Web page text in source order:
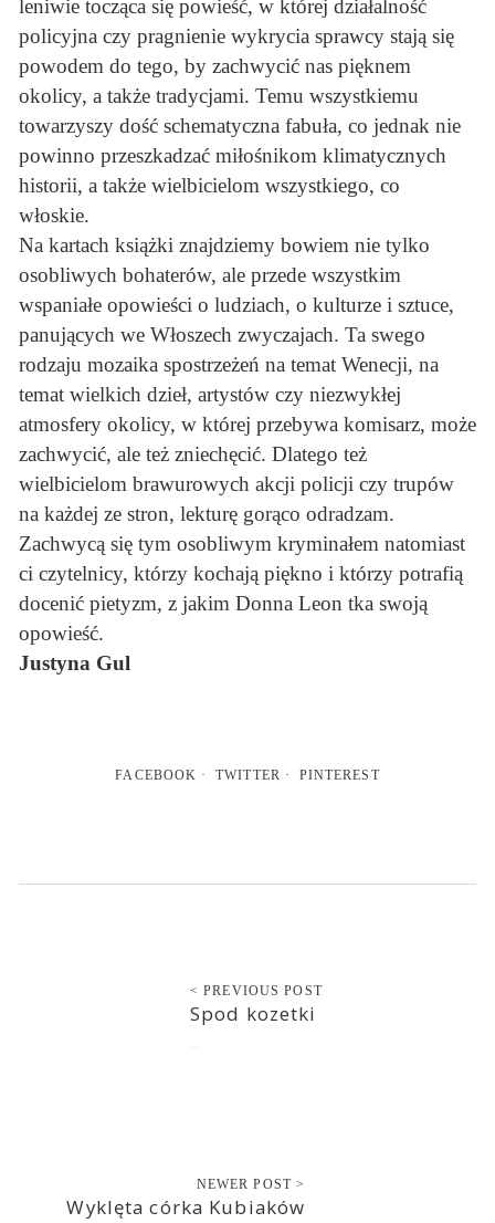
leniwie tocząca się powieść, w której działalność
policyjna czy pragnienie wykrycia sprawcy stają się
powodem do tego, by zachwycić nas pięknem
okolicy, a także tradycjami. Temu wszystkiemu
towarzyszy dość schematyczna fabuła, co jednak nie
powinno przeszkadzać miłośnikom klimatycznych
historii, a także wielbicielom wszystkiego, co
włoskie.
Na kartach książki znajdziemy bowiem nie tylko
osobliwych bohaterów, ale przede wszystkim
wspaniałe opowieści o ludziach, o kulturze i sztuce,
panujących we Włoszech zwyczajach. Ta swego
rodzaju mozaika spostrzeżeń na temat Wenecji, na
temat wielkich dzieł, artystów czy niezwykłej
atmosfery okolicy, w której przebywa komisarz, może
zachwycić, ale też zniechęcić. Dlatego też
wielbicielom brawurowych akcji policji czy trupów
na każdej ze stron, lekturę gorąco odradzam.
Zachwycą się tym osobliwym kryminałem natomiast
ci czytelnicy, którzy kochają piękno i którzy potrafią
docenić pietyzm, z jakim Donna Leon tka swoją
opowieść.
Justyna Gul
FACEBOOK TWITTER PINTEREST
< PREVIOUS POST
Spod kozetki
NEWER POST >
Wyklęta córka Kubiaków